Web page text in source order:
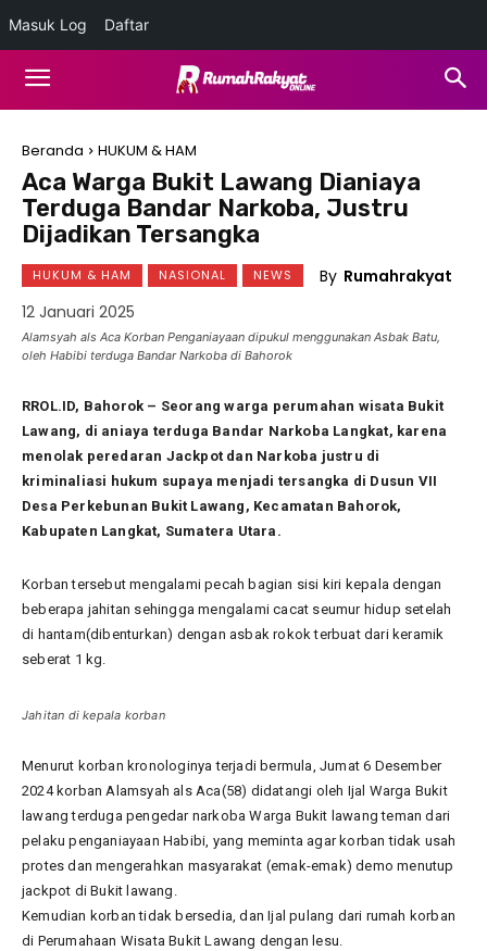
Beranda HUKUM & HAM
Aca Warga Bukit Lawang Dianiaya
Terduga Bandar Narkoba, Justru
Dijadikan Tersangka
HUKUM & HAM NASIONAL NEWS By Rumahrakyat
12 Januari 2025
Alamsyah als Aca Korban Penganiayaan dipukul menggunakan Asbak Batu,
oleh Habibi terduga Bandar Narkoba di Bahorok
RROL.ID, Bahorok – Seorang warga perumahan wisata Bukit
Lawang, di aniaya terduga Bandar Narkoba Langkat, karena
menolak peredaran Jackpot dan Narkoba justru di
kriminaliasi hukum supaya menjadi tersangka di Dusun VII
Desa Perkebunan Bukit Lawang, Kecamatan Bahorok,
Kabupaten Langkat, Sumatera Utara.
Korban tersebut mengalami pecah bagian sisi kiri kepala dengan
beberapa jahitan sehingga mengalami cacat seumur hidup setelah
di hantam(dibenturkan) dengan asbak rokok terbuat dari keramik
seberat 1 kg.
Jahitan di kepala korban
Menurut korban kronologinya terjadi bermula, Jumat 6 Desember
2024 korban Alamsyah als Aca(58) didatangi oleh Ijal Warga Bukit
lawang terduga pengedar narkoba Warga Bukit lawang teman dari
pelaku penganiayaan Habibi, yang meminta agar korban tidak usah
protes dan mengerahkan masyarakat (emak-emak) demo menutup
jackpot di Bukit lawang.
Kemudian korban tidak bersedia, dan Ijal pulang dari rumah korban
di Perumahaan Wisata Bukit Lawang dengan lesu.
Masuk Log Daftar